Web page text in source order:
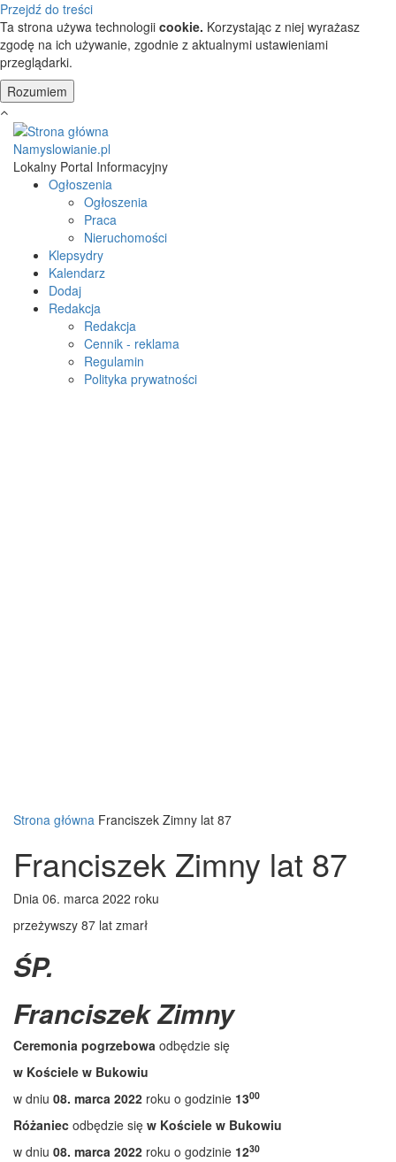
Przejdź do treści
Ta strona używa technologii cookie. Korzystając z niej wyrażasz
zgodę na ich używanie, zgodnie z aktualnymi ustawieniami
przeglądarki.
Namyslowianie.pl
Lokalny Portal Informacyjny
Ogłoszenia
Ogłoszenia
Praca
Nieruchomości
Klepsydry
Kalendarz
Dodaj
Redakcja
Redakcja
Cennik - reklama
Regulamin
Polityka prywatności
Strona główna Franciszek Zimny lat 87
Franciszek Zimny lat 87
Dnia 06. marca 2022 roku
przeżywszy 87 lat zmarł
ŚP.
Franciszek Zimny
Ceremonia pogrzebowa odbędzie się
w Kościele w Bukowiu
w dniu 08. marca 2022 roku o godzinie 1300
Różaniec odbędzie się w Kościele w Bukowiu
w dniu 08. marca 2022 roku o godzinie 1230